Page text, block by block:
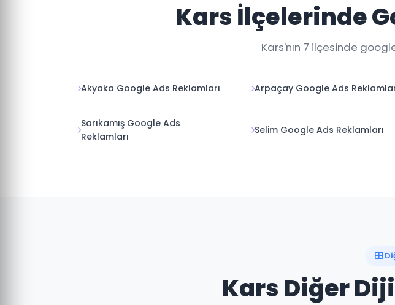
Kars İlçelerinde
Kars'nın 7 ilçesinde
Akyaka Google Ads Reklamları Arpaçay Google Ads
Sarıkamış Google Ads
Reklamları
Selim Google Ads Reklamları
Kars Diğer